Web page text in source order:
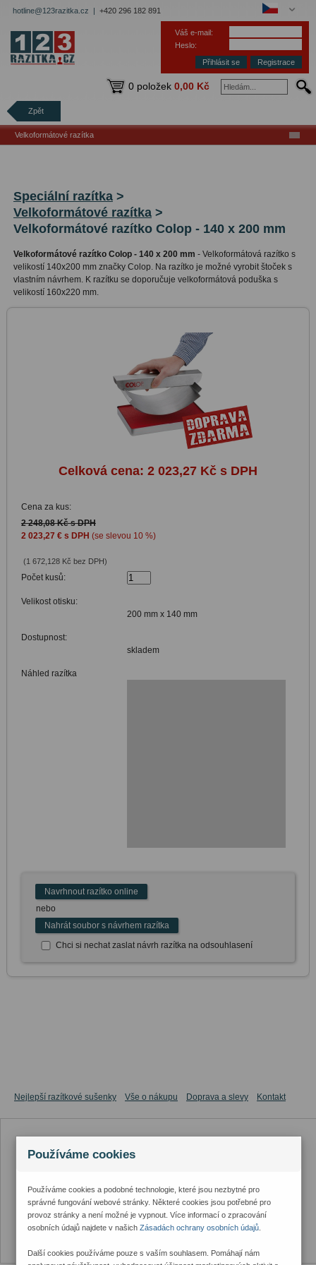
hotline@123razitka.cz | +420 296 182 891
Váš e-mail:
Heslo:
Registrace
0 položek 0,00 Kč
Zpět
Velkoformátové razítka
Speciální razítka >
Velkoformátové razítka >
Velkoformátové razítko Colop - 140 x 200 mm
Velkoformátové razítko Colop - 140 x 200 mm - Velkoformátová razítko s
velikostí 140x200 mm značky Colop. Na razítko je možné vyrobit štoček s
vlastním návrhem. K razítku se doporučuje velkoformátová poduška s
velikostí 160x220 mm.
Celková cena: 2 023,27 Kč s DPH
Cena za kus:
2 248,08 Kč s DPH
2 023,27 € s DPH (se slevou 10 %)
(1 672,128 Kč bez DPH)
Počet kusů:
Velikost otisku:
200 mm x 140 mm
Dostupnost:
skladem
Náhled razítka
Navrhnout razítko online
nebo
Nahrát soubor s návrhem razítka
Chci si nechat zaslat návrh razítka na odsouhlasení
Nejlepší razítkové sušenky Vše o nákupu Doprava a slevy Kontakt
Používáme cookies
Používáme cookies a podobné technologie, které jsou nezbytné pro
správné fungování webové stránky. Některé cookies jsou potřebné pro
provoz stránky a není možné je vypnout. Více informací o zpracování
osobních údajů najdete v našichZásadách ochrany osobních údajů
Další cookies používáme pouze s vaším souhlasem. Pomáhají nám